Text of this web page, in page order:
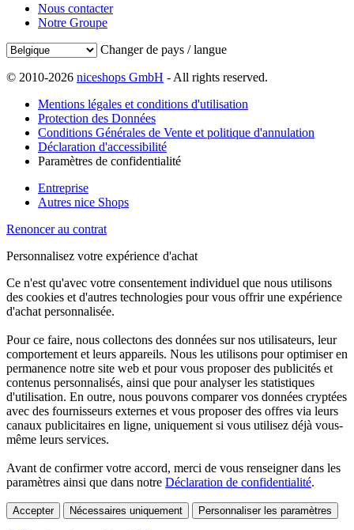
Nous contacter
Notre Groupe
Changer de pays / langue
© 2010-2026 niceshops GmbH - All rights reserved.
Mentions légales et conditions d'utilisation
Protection des Données
Conditions Générales de Vente et politique d'annulation
Déclaration d'accessibilité
Paramètres de confidentialité
Entreprise
Autres nice Shops
Renoncer au contrat
Personnalisez votre expérience d'achat
Ce n'est qu'avec votre consentement individuel que nous utilisons
des cookies et d'autres technologies pour vous offrir une expérience
d'achat personnalisée.
Pour ce faire, nous collectons des données sur nos utilisateurs, leur
comportement et leurs appareils. Nous les utilisons pour optimiser en
permanence notre site web et pour vous proposer des publicités et
contenus personnalisés, ainsi que pour analyser les statistiques
d'utilisation. En outre, nous pouvons comparer vos données cryptées
avec des fournisseurs externes et vous proposer des offres via leurs
canaux publicitaires en ligne, uniquement si vous utilisez déjà vous-
même leurs services.
Avant de confirmer votre accord, merci de vous renseigner dans les
paramètres ainsi que dans notre Déclaration de confidentialité.
Accepter Nécessaires uniquement Personnaliser les paramètres